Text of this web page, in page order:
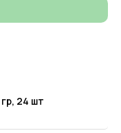
24 шт